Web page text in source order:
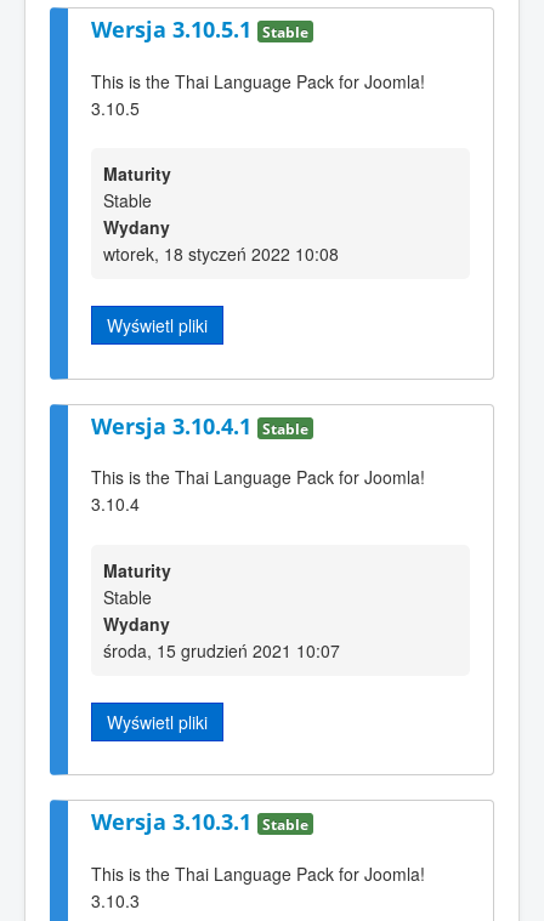
Wersja 3.10.5.1 Stable
This is the Thai Language Pack for Joomla!
3.10.5
Maturity
Stable
Wydany
wtorek, 18 styczeń 2022 10:08
Wyświetl pliki
Wersja 3.10.4.1 Stable
This is the Thai Language Pack for Joomla!
3.10.4
Maturity
Stable
Wydany
środa, 15 grudzień 2021 10:07
Wyświetl pliki
Wersja 3.10.3.1 Stable
This is the Thai Language Pack for Joomla!
3.10.3